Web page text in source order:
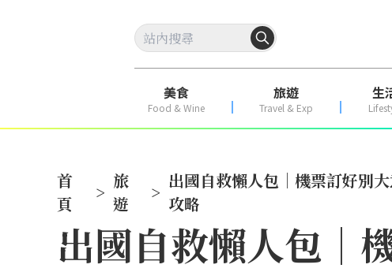
美食
Food & Wine
旅遊
Travel & Exp
生
首
頁
>
旅
遊
>
出國自救懶人包｜機票訂好別
攻略
出國自救懶人包｜